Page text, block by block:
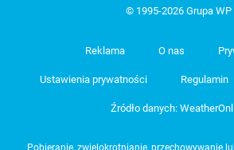
© 1995-2026 Grupa WP
Reklama O nas
Ustawienia prywatności Regulamin
Źródło danych:
Pobieranie, zwielokrotnianie, przechowywanie